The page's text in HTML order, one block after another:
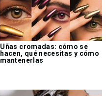
Uñas cromadas: cómo se
hacen, qué necesitas y cómo
mantenerlas